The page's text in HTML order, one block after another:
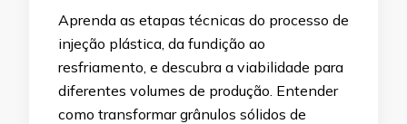
Aprenda as etapas técnicas do processo de
injeção plástica, da fundição ao
resfriamento, e descubra a viabilidade para
diferentes volumes de produção. Entender
como transformar grânulos sólidos de